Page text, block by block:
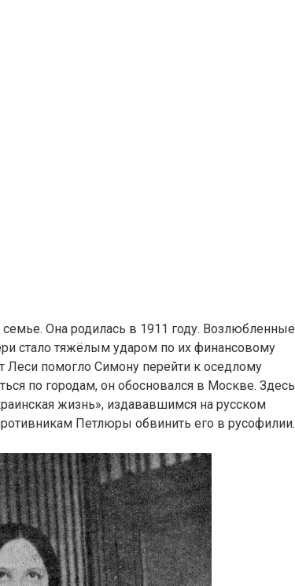
Она родилась в 1911 году. Возлюбленные
стало тяжёлым ударом по их финансовому
помогло Симону перейти к оседлому
по городам, он обосновался в Москве. Здесь
жизнь», издававшимся на русском
Петлюры обвинить его в русофилии.